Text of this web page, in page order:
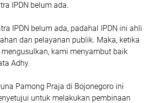
IPDN belum ada.
IPDN belum ada, padahal IPDN ini ahli
dan pelayanan publik. Maka, ketika
kami menyambut baik
Adhy.
Pamong Praja di Bojonegoro ini
untuk melakukan pembinaan